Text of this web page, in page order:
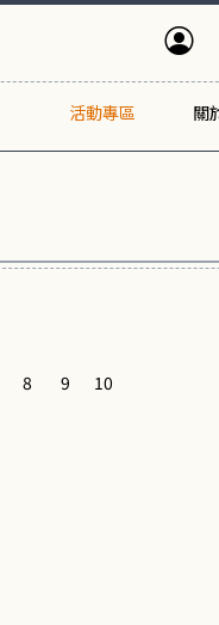
活動專區 關
8 9 10